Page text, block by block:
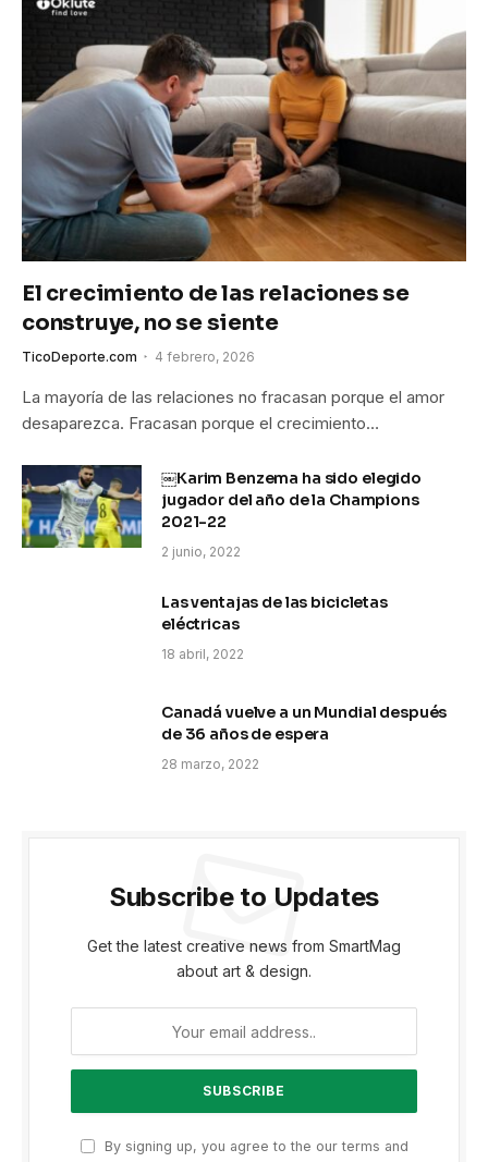
El crecimiento de las relaciones se
construye, no se siente
TicoDeporte.com 4 febrero, 2026
La mayoría de las relaciones no fracasan porque el amor
desaparezca. Fracasan porque el crecimiento…
￼Karim Benzema ha sido elegido
jugador del año de la Champions
2021-22
2 junio, 2022
Las ventajas de las bicicletas
eléctricas
18 abril, 2022
Canadá vuelve a un Mundial después
de 36 años de espera
28 marzo, 2022
Subscribe to Updates
Get the latest creative news from SmartMag
about art & design.
By signing up, you agree to the our terms and